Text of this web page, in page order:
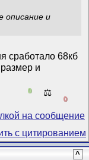
описание и
сработало 68кб
и
0 ⚖️
0
^